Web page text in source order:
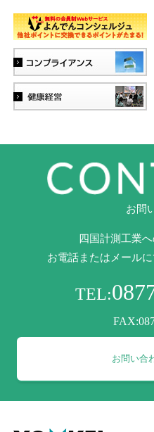
お問
四国計測工業
お電話またはメール
TEL:
お問い合